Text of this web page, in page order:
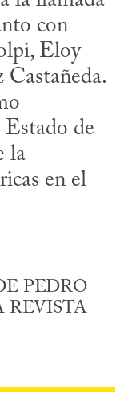
con
Eloy
de
la
en el
PEDRO
REVISTA